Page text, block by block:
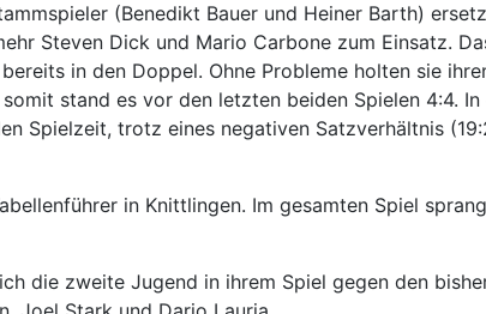
(Benedikt Bauer und Heiner Barth)
Steven Dick und Mario Carbone zum Einsatz.
in den Doppel. Ohne Probleme holten sie
stand es vor den letzten beiden Spielen 4:4.
Spielzeit, trotz eines negativen Satzverhältnis
in Knittlingen. Im gesamten Spiel
die zweite Jugend in ihrem Spiel gegen den